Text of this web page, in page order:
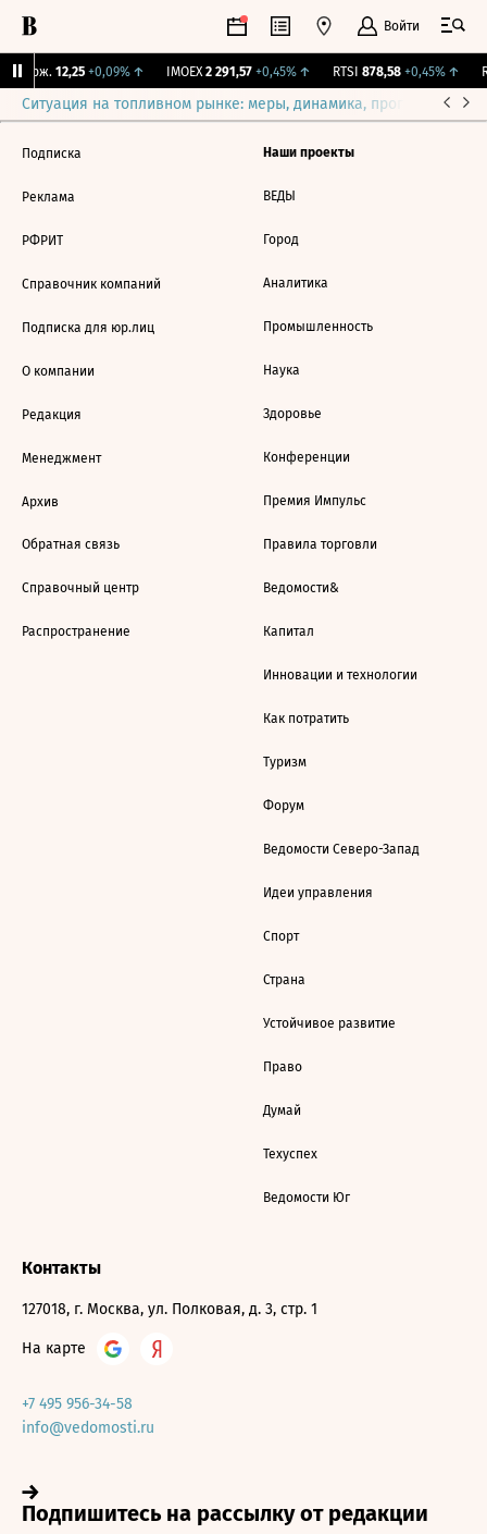
Войти
Бирж. 12,25 +0,09%↑ IMOEX 2 291,57 +0,45%↑ RTSI 878,58 +0,45%↑
Ситуация на топливном рынке: меры, динамика, прогнозы
Подписка
Реклама
РФРИТ
Справочник компаний
Подписка для юр.лиц
О компании
Редакция
Менеджмент
Архив
Обратная связь
Справочный центр
Распространение
Наши проекты
ВЕДЫ
Город
Аналитика
Промышленность
Наука
Здоровье
Конференции
Премия Импульс
Правила торговли
Ведомости&
Капитал
Инновации и технологии
Как потратить
Туризм
Форум
Ведомости Северо-Запад
Идеи управления
Спорт
Страна
Устойчивое развитие
Право
Думай
Техуспех
Ведомости Юг
Контакты
127018, г. Москва, ул. Полковая, д. 3, стр. 1
На карте
+7 495 956-34-58
info@vedomosti.ru